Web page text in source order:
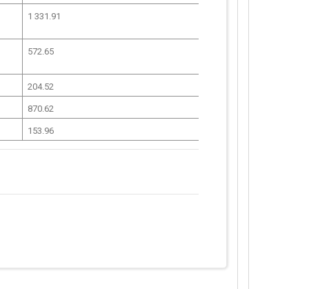
1 331.91
572.65
204.52
870.62
153.96